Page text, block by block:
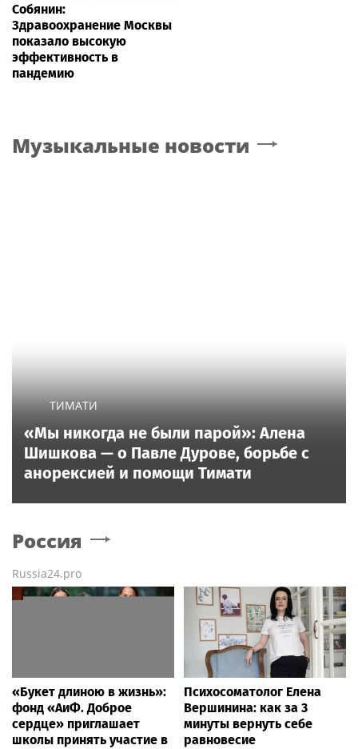
Собянин:
Здравоохранение Москвы
показало высокую
эффективность в
пандемию
Музыкальные новости
ТИМАТИ
«Мы никогда не были парой»: Алена
Шишкова — о Павле Дурове, борьбе с
анорексией и помощи Тимати
Россия
Russia24.pro
«Букет длиною в жизнь»:
фонд «АиФ. Доброе
сердце» приглашает
школы принять участие в
Психосоматолог Елена
Вершинина: как за 3
минуты вернуть себе
равновесие